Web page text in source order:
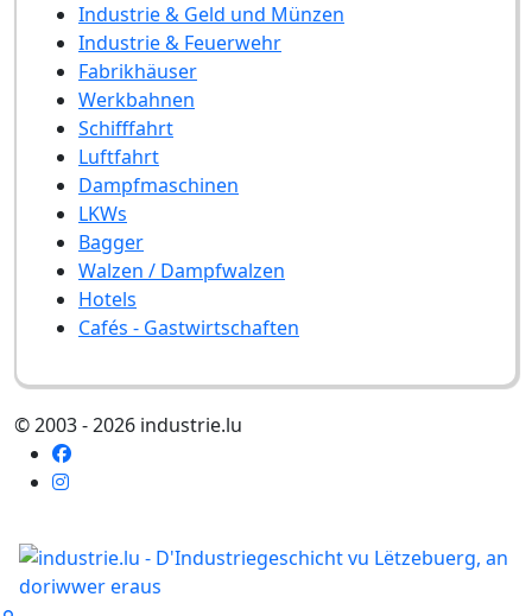
Industrie & Geld und Münzen
Industrie & Feuerwehr
Fabrikhäuser
Werkbahnen
Schifffahrt
Luftfahrt
Dampfmaschinen
LKWs
Bagger
Walzen / Dampfwalzen
Hotels
Cafés - Gastwirtschaften
© 2003 - 2026 industrie.lu